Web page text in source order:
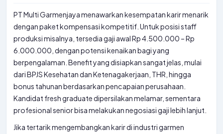
PT Multi Garmenjaya menawarkan kesempatan karir menarik
dengan paket kompensasi kompetitif. Untuk posisi staff
produksi misalnya, tersedia gaji awal Rp 4.500.000 – Rp
6.000.000, dengan potensi kenaikan bagi yang
berpengalaman. Benefit yang disiapkan sangat jelas, mulai
dari BPJS Kesehatan dan Ketenagakerjaan, THR, hingga
bonus tahunan berdasarkan pencapaian perusahaan.
Kandidat fresh graduate dipersilakan melamar, sementara
profesional senior bisa melakukan negosiasi gaji lebih lanjut.
Jika tertarik mengembangkan karir di industri garmen